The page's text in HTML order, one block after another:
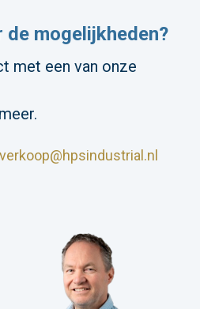
de mogelijkheden?
met een van onze
verkoop@hpsindustrial.nl